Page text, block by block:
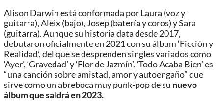
Alison Darwin está conformada por Laura (voz y
guitarra), Aleix (bajo), Josep (batería y coros) y Sara
(guitarra). Aunque su historia data desde 2017,
debutaron oficialmente en 2021 con su álbum ‘Ficción y
Realidad’, del que se desprenden singles variados como
‘Ayer’, ‘Gravedad’ y ‘Flor de Jazmín’. ‘Todo Acaba Bien’ es
“una canción sobre amistad, amor y autoengaño” que
sirve como un abreboca muy punk-pop de su nuevo
álbum que saldrá en 2023.